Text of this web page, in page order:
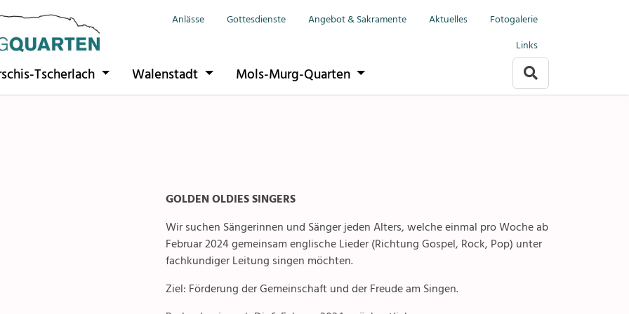
Anlässe Gottesdienste Angebot & Sakramente Aktuelles
Fotogalerie
Links
Tscherlach Walenstadt Mols-Murg-Quarten
GOLDEN OLDIES SINGERS
Wir suchen Sängerinnen und Sänger jeden Alters, welche einmal pro Woche ab
Februar 2024 gemeinsam englische Lieder (Richtung Gospel, Rock, Pop) unter
fachkundiger Leitung singen möchten.
Ziel: Förderung der Gemeinschaft und der Freude am Singen.
Menu
Mols-Murg-Quarten
Mols-Murg-Quarten
Gremien & Räte
Aktuelles & Fotogalerien
Gruppen & Vereine
Kirchen & Kapellen
Gruppen & Vereine
Singgruppe